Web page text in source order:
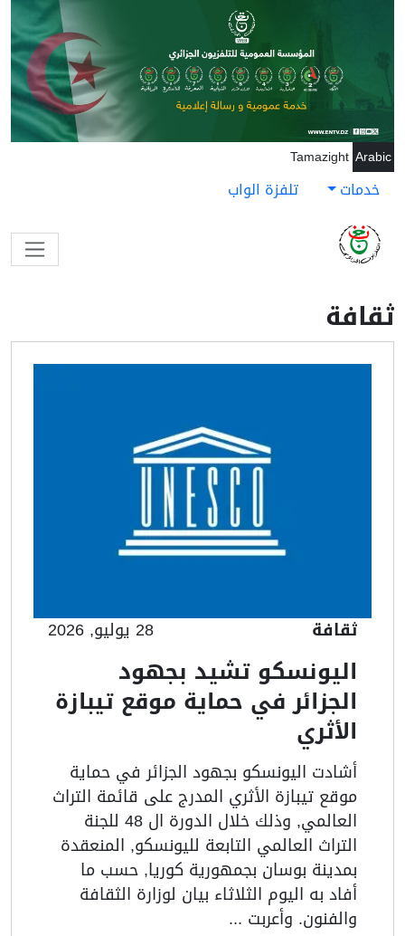
تجاوز إلى المحتوى الرئيسي
Arabic
Tamazight
خدمات تلفزة الواب
ثقافة
ثقافة 28 يوليو, 2026
اليونسكو تشيد بجهود
الجزائر في حماية موقع تيبازة
الأثري
أشادت اليونسكو بجهود الجزائر في حماية
موقع تيبازة الأثري المدرج على قائمة التراث
العالمي, وذلك خلال الدورة ال 48 للجنة
التراث العالمي التابعة لليونسكو, المنعقدة
بمدينة بوسان بجمهورية كوريا, حسب ما
أفاد به اليوم الثلاثاء بيان لوزارة الثقافة
والفنون. وأعربت ...